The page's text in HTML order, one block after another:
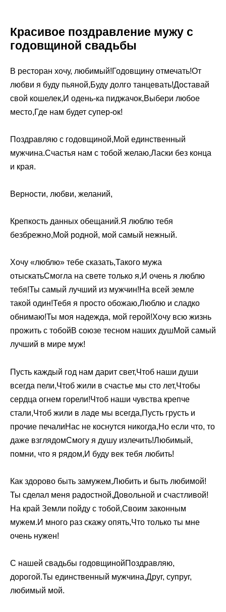
Красивое поздравление мужу с
годовщиной свадьбы
В ресторан хочу, любимый!Годовщину отмечать!От
любви я буду пьяной,Буду долго танцевать!Доставай
свой кошелек,И одень-ка пиджачок,Выбери любое
место,Где нам будет супер-ок!
Поздравляю с годовщиной,Мой единственный
мужчина.Счастья нам с тобой желаю,Ласки без конца
и края.
Верности, любви, желаний,
Крепкость данных обещаний.Я люблю тебя
безбрежно,Мой родной, мой самый нежный.
Хочу «люблю» тебе сказать,Такого мужа
отыскатьСмогла на свете только я,И очень я люблю
тебя!Ты самый лучший из мужчин!На всей земле
такой один!Тебя я просто обожаю,Люблю и сладко
обнимаю!Ты моя надежда, мой герой!Хочу всю жизнь
прожить с тобойВ союзе тесном наших душМой самый
лучший в мире муж!
Пусть каждый год нам дарит свет,Чтоб наши души
всегда пели,Чтоб жили в счастье мы сто лет,Чтобы
сердца огнем горели!Чтоб наши чувства крепче
стали,Чтоб жили в ладе мы всегда,Пусть грусть и
прочие печалиНас не коснутся никогда,Но если что, то
даже взглядомСмогу я душу излечить!Любимый,
помни, что я рядом,И буду век тебя любить!
Как здорово быть замужем,Любить и быть любимой!
Ты сделал меня радостной,Довольной и счастливой!
На край Земли пойду с тобой,Своим законным
мужем.И много раз скажу опять,Что только ты мне
очень нужен!
С нашей свадьбы годовщинойПоздравляю,
дорогой.Ты единственный мужчина,Друг, супруг,
любимый мой.